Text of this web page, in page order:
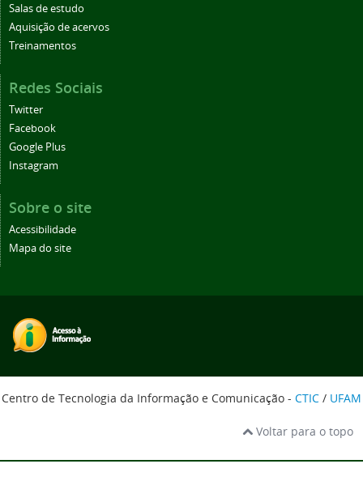
Salas de estudo
Aquisição de acervos
Treinamentos
Redes Sociais
Twitter
Facebook
Google Plus
Instagram
Sobre o site
Acessibilidade
Mapa do site
Centro de Tecnologia da Informação e Comunicação - CTIC / UFAM
Voltar para o topo